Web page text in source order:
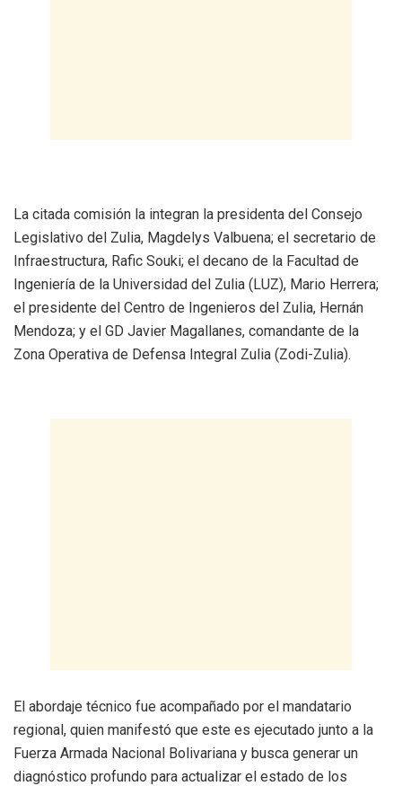
La citada comisión la integran la presidenta del Consejo
Legislativo del Zulia, Magdelys Valbuena; el secretario de
Infraestructura, Rafic Souki; el decano de la Facultad de
Ingeniería de la Universidad del Zulia (LUZ), Mario Herrera;
el presidente del Centro de Ingenieros del Zulia, Hernán
Mendoza; y el GD Javier Magallanes, comandante de la
Zona Operativa de Defensa Integral Zulia (Zodi-Zulia).
El abordaje técnico fue acompañado por el mandatario
regional, quien manifestó que este es ejecutado junto a la
Fuerza Armada Nacional Bolivariana y busca generar un
diagnóstico profundo para actualizar el estado de los